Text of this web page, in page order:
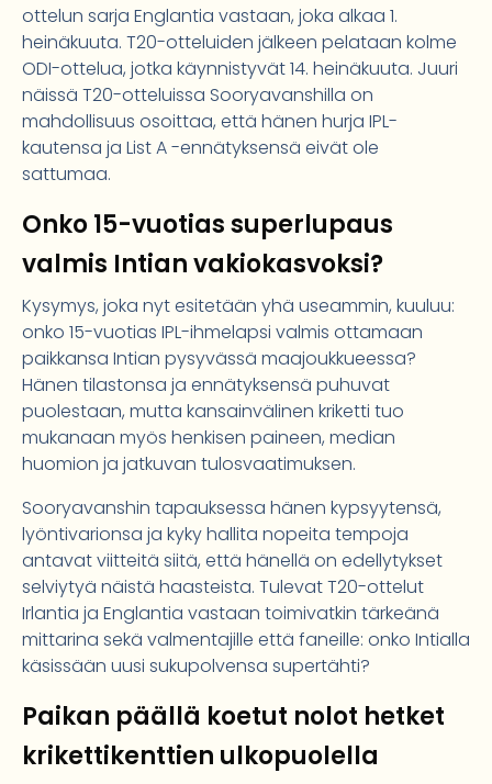
ottelun sarja Englantia vastaan, joka alkaa 1.
heinäkuuta. T20-otteluiden jälkeen pelataan kolme
ODI-ottelua, jotka käynnistyvät 14. heinäkuuta. Juuri
näissä T20-otteluissa Sooryavanshilla on
mahdollisuus osoittaa, että hänen hurja IPL-
kautensa ja List A -ennätyksensä eivät ole
sattumaa.
Onko 15-vuotias superlupaus
valmis Intian vakiokasvoksi?
Kysymys, joka nyt esitetään yhä useammin, kuuluu:
onko 15-vuotias IPL-ihmelapsi valmis ottamaan
paikkansa Intian pysyvässä maajoukkueessa?
Hänen tilastonsa ja ennätyksensä puhuvat
puolestaan, mutta kansainvälinen kriketti tuo
mukanaan myös henkisen paineen, median
huomion ja jatkuvan tulosvaatimuksen.
Sooryavanshin tapauksessa hänen kypsyytensä,
lyöntivarionsa ja kyky hallita nopeita tempoja
antavat viitteitä siitä, että hänellä on edellytykset
selviytyä näistä haasteista. Tulevat T20-ottelut
Irlantia ja Englantia vastaan toimivatkin tärkeänä
mittarina sekä valmentajille että faneille: onko Intialla
käsissään uusi sukupolvensa supertähti?
Paikan päällä koetut nolot hetket
krikettikenttien ulkopuolella